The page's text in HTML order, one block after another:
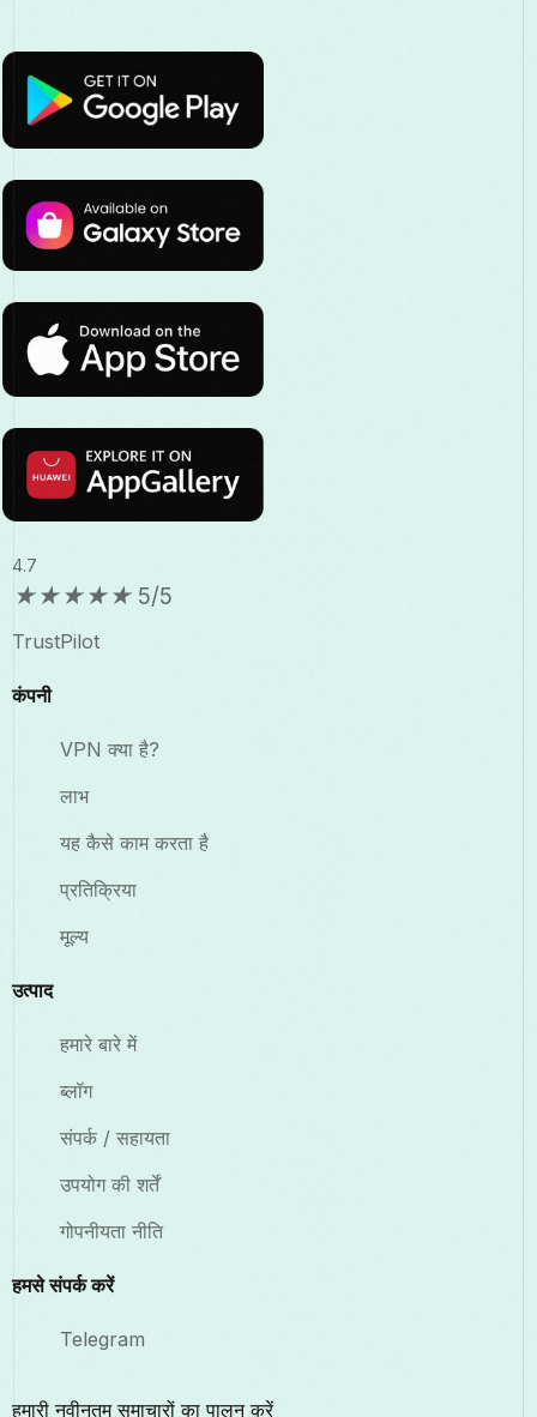
4.7
★★★★★ 5/5
TrustPilot
कंपनी
VPN क्या है?
लाभ
यह कैसे काम करता है
प्रतिक्रिया
मूल्य
उत्पाद
हमारे बारे में
ब्लॉग
संपर्क / सहायता
उपयोग की शर्तें
गोपनीयता नीति
हमसे संपर्क करें
Telegram
हमारी नवीनतम समाचारों का पालन करें